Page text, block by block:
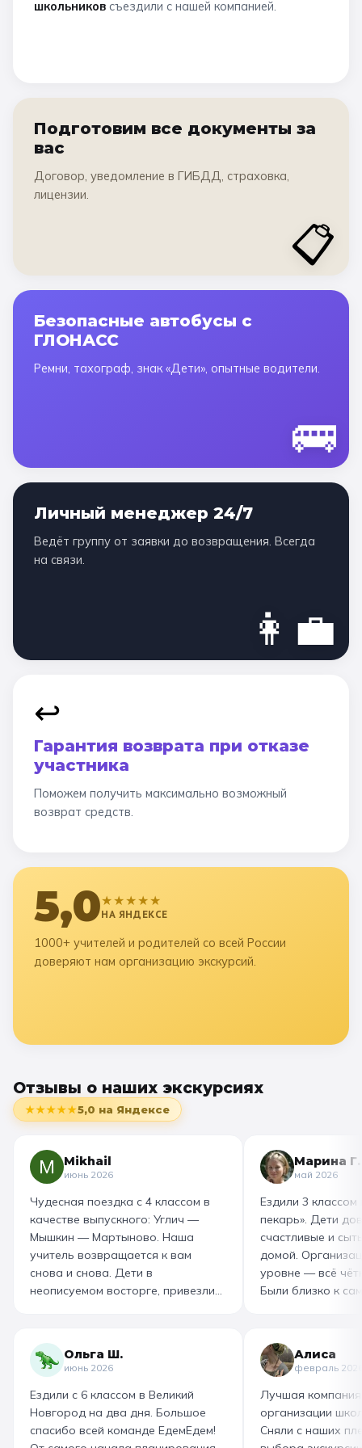
школьников съездили с нашей компанией.
Подготовим все документы за
вас
Договор, уведомление в ГИБДД, страховка,
лицензии.
📋
Безопасные автобусы с
ГЛОНАСС
Ремни, тахограф, знак «Дети», опытные водители.
🚌
Личный менеджер 24/7
Ведёт группу от заявки до возвращения. Всегда
на связи.
👩‍💼
↩️
Гарантия возврата при отказе
участника
Поможем получить максимально возможный
возврат средств.
5,0★★★★★
НА ЯНДЕКСЕ
1000+ учителей и родителей со всей России
доверяют нам организацию экскурсий.
Отзывы о наших экскурсиях
★★★★★5,0 на Яндексе
Mikhail
июнь 2026
Чудесная поездка с 4 классом в
качестве выпускного: Углич —
Мышкин — Мартыново. Наша
учитель возвращается к вам
снова и снова. Дети в
неописуемом восторге, привезли
маршрут для себя, настолько
интересно и насыщенно было.
Огромная благодарность
организатору! Вы лучшие: от
выбора супер-маршрута, питания,
гостиницы, тайминга, до
Марина Г.
май 2026
Ездили 3 классом
пекарь». Дети
счастливые и
домой.
уровне — всё
Были близко к
гигантский
изготовили
слоёного теста,
со скоморохом,
загадками. В
горячие
Ольга Ш.
июнь 2026
Ездили с 6 классом в Великий
Новгород на два дня. Большое
спасибо всей команде ЕдемЕдем!
Алиса
февраль
Лучшая
организации
Сняли с наших